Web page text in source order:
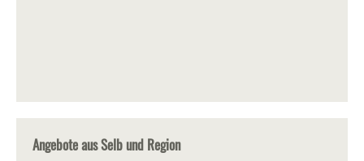
Angebote aus Selb und Region